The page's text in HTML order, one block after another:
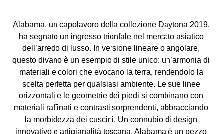
Alabama, un capolavoro della collezione Daytona 2019,
ha segnato un ingresso trionfale nel mercato asiatico
dell’arredo di lusso. In versione lineare o angolare,
questo divano è un esempio di stile unico: un’armonia di
materiali e colori che evocano la terra, rendendolo la
scelta perfetta per qualsiasi ambiente. Le sue linee
orizzontali e le geometrie dei piedi si combinano con
materiali raffinati e contrasti sorprendenti, abbracciando
la morbidezza dei cuscini. Un connubio di design
innovativo e artigianalità toscana, Alabama è un pezzo